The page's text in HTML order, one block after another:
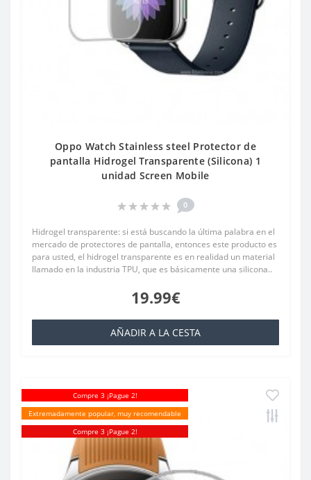
Oppo Watch Stainless steel Protector de
pantalla Hidrogel Transparente (Silicona) 1
unidad Screen Mobile
0
Hidrogel transparente: si está buscando la última palabra en el
mercado de protectores de pantalla, entonces este producto es
para usted, el hidrogel transparente es en realidad un material
llamado en la industria TPU, que es básicamente una silicona..
19.99€
AÑADIR A LA CESTA
Compre 3 ¡Pague 2!
Extremadamente popular, muy recomendable
Compre 3 ¡Pague 2!